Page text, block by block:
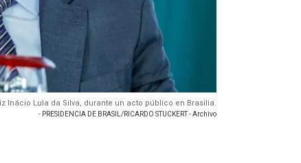
Inácio Lula da Silva, durante un acto público en Brasilia.
- PRESIDENCIA DE BRASIL/RICARDO STUCKERT - Archivo